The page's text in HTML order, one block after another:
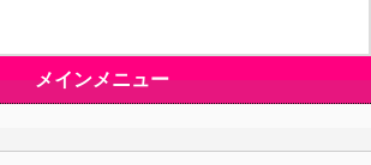
メインメニュー